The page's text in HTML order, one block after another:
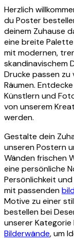
Herzlich
du Poster
deinem Zuhause
eine breite
mit modernen,
skandinavischem
Drucke passen
Räumen.
Künstlern und
von unserem
werden.
Gestalte dein
unseren Postern
Wänden frischen
eine persönliche
Persönlichkeit
mit passenden
Motive zu einer
bestellen bei
unserer
Bilderwände, um